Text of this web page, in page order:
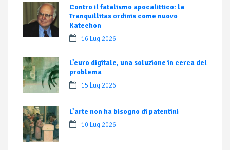
Contro il fatalismo apocalittico: la
Tranquillitas ordinis come nuovo
Katechon
16 Lug 2026
L’euro digitale, una soluzione in cerca del
problema
15 Lug 2026
L’arte non ha bisogno di patentini
10 Lug 2026